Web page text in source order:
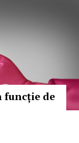
funcție de